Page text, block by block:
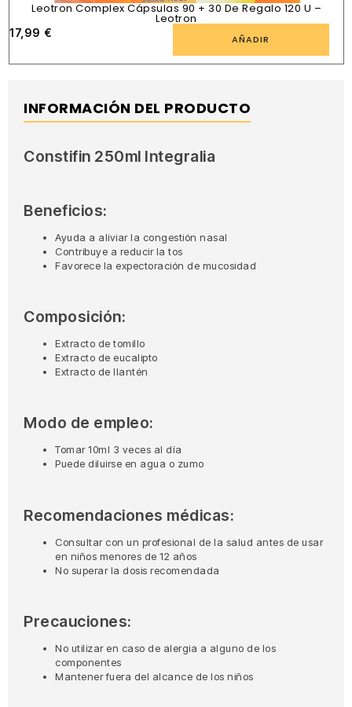
Leotron Complex Cápsulas 90 + 30 De Regalo 120 U –
Leotron
17,99 € AÑADIR
INFORMACIÓN DEL PRODUCTO
Constifin 250ml Integralia
Beneficios:
Ayuda a aliviar la congestión nasal
Contribuye a reducir la tos
Favorece la expectoración de mucosidad
Composición:
Extracto de tomillo
Extracto de eucalipto
Extracto de llantén
Modo de empleo:
Tomar 10ml 3 veces al día
Puede diluirse en agua o zumo
Recomendaciones médicas:
Consultar con un profesional de la salud antes de usar
en niños menores de 12 años
No superar la dosis recomendada
Precauciones:
No utilizar en caso de alergia a alguno de los
componentes
Mantener fuera del alcance de los niños